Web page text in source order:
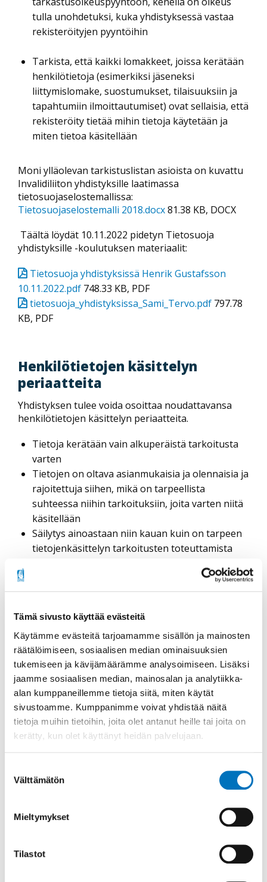
Tämä sivusto käyttää evästeitä
Käytämme evästeitä tarjoamamme sisällön ja mainosten
räätälöimiseen, sosiaalisen median ominaisuuksien
tukemiseen ja kävijämäärämme analysoimiseen. Lisäksi
jaamme sosiaalisen median, mainosalan ja analytiikka-
alan kumppaneillemme tietoja siitä, miten käytät
sivustoamme. Kumppanimme voivat yhdistää näitä
tietoja muihin tietoihin, joita olet antanut heille tai joita on
kerätty, kun olet käyttänyt heidän palvelujaan.
valinta
Välttämätön
Mieltymykset
Tilastot
tulla unohdetuksi, kuka yhdistyksessä vastaa
rekisteröityjen pyyntöihin
Tarkista, että kaikki lomakkeet, joissa kerätään
henkilötietoja (esimerkiksi jäseneksi
liittymislomake, suostumukset, tilaisuuksiin ja
tapahtumiin ilmoittautumiset) ovat sellaisia, että
rekisteröity tietää mihin tietoja käytetään ja
miten tietoa käsitellään
Moni ylläolevan tarkistuslistan asioista on kuvattu
Invalidiliiton yhdistyksille laatimassa
tietosuojaselostemallissa:
Tietosuojaselostemalli 2018.docx81.38 KB, DOCX
Täältä löydät 10.11.2022 pidetyn Tietosuoja
yhdistyksille -koulutuksen materiaalit:
Tietosuoja yhdistyksissä Henrik Gustafsson
10.11.2022.pdf 748.33 KB, PDF
tietosuoja_yhdistyksissa_Sami_Tervo.pdf 797.78
KB, PDF
Henkilötietojen käsittelyn
periaatteita
Yhdistyksen tulee voida osoittaa noudattavansa
henkilötietojen käsittelyn periaatteita.
Tietoja kerätään vain alkuperäistä tarkoitusta
varten
Tietojen on oltava asianmukaisia ja olennaisia ja
rajoitettuja siihen, mikä on tarpeellista
suhteessa niihin tarkoituksiin, joita varten niitä
käsitellään
Säilytys ainoastaan niin kauan kuin on tarpeen
tietojenkäsittelyn tarkoitusten toteuttamista
Henkilötietoja tulee säilyttää asianmukaisesti ja
turvallisesti
henkilötietojen käsittelyä sisältäviä toimintoja
niiden kaikissa vaiheissa
Tietosuojaperiaatteet on otettava tehokkaasti
osaksi henkilötietojen käsittelyä sisältäviä
toimintoja niiden kaikissa vaiheissa.
Lue lisää tietosuojaan liittyvistä käsitteistä täältä.
Lue lisää tietosuojasta tietosuojavaltuutetun
sivulta.
Jaa sosiaalisessa mediassa